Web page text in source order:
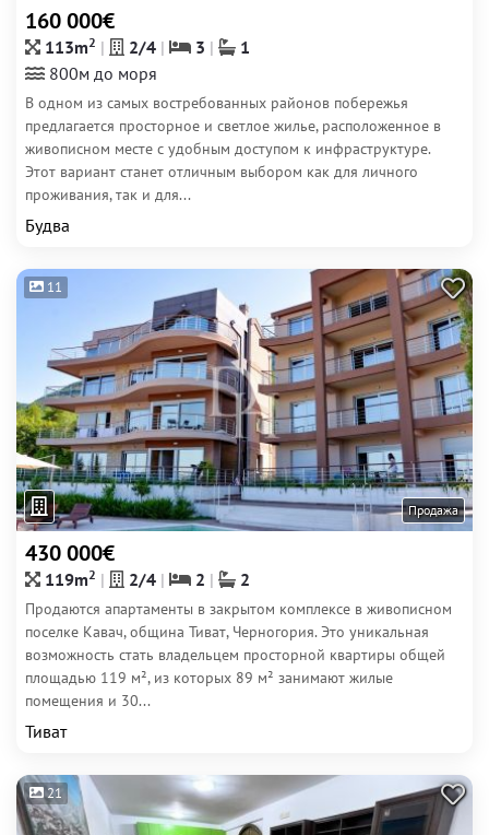
160 000€
113m2 2/4 3
1
800м до моря
В одном из самых востребованных районов побережья
предлагается просторное и светлое жилье, расположенное в
живописном месте с удобным доступом к инфраструктуре.
Этот вариант станет отличным выбором как для личного
проживания, так и для...
Будва
11
Продажа
430 000€
119m2 2/4 2 2
Продаются апартаменты в закрытом комплексе в живописном
поселке Кавач, община Тиват, Черногория. Это уникальная
возможность стать владельцем просторной квартиры общей
площадью 119 м², из которых 89 м² занимают жилые
помещения и 30...
Тиват
21